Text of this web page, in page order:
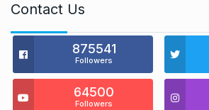
Contact Us
875541
Followers
64500
Followers